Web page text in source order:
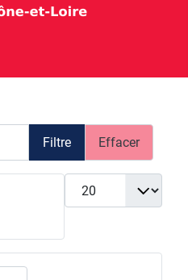
Filtre Effacer
Afficher #